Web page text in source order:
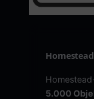
5.000